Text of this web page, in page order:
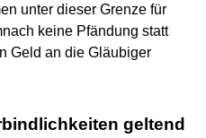
unter dieser Grenze für
keine Pfändung statt
Geld an die Gläubiger
geltend